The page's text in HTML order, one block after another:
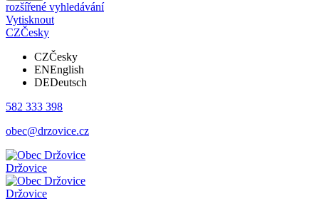
rozšířené vyhledávání
Vytisknout
CZČesky
CZČesky
ENEnglish
DEDeutsch
582 333 398
obec@drzovice.cz
Držovice
Držovice